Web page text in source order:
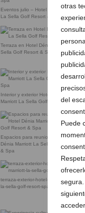
otras
del
Puede
Eventos julio – Hotel Dénia Marriott
La Sella Golf Resort & Spa
Terraza en Hotel Dénia Marriott La
Sella Golf Resort & Spa
Interior y exterior Hotel Dénia
Marriott La Sella Golf Resort & Spa
Espacios para reuniones en Hotel
Dénia Marriott La Sella Golf Resort
& Spa
terraza-exterior-hotel-denia-marriott-
la-sella-golf-resort-spa